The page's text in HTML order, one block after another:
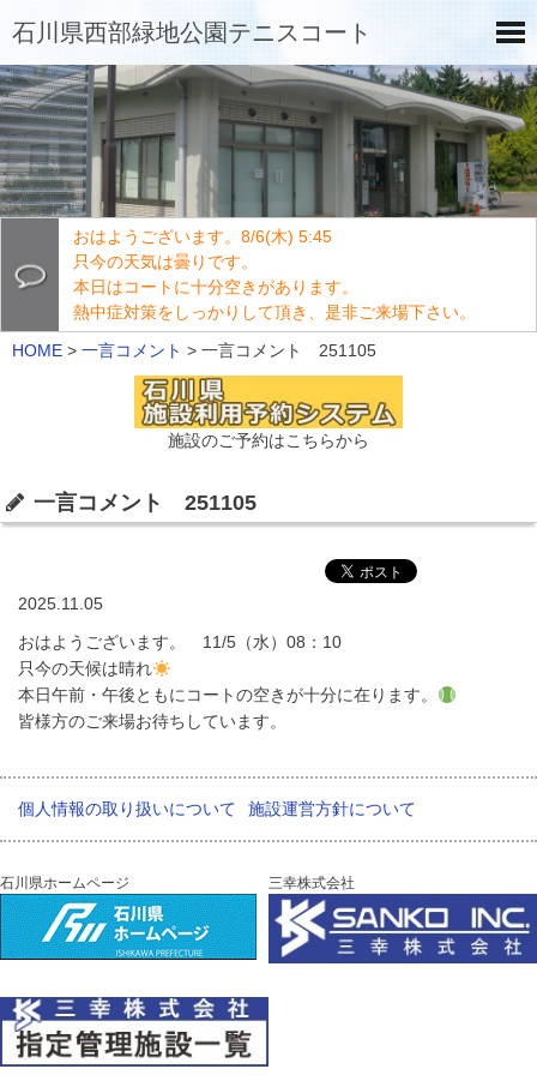
石川県西部緑地公園テニスコート
おはようございます。8/6(木) 5:45
只今の天気は曇りです。
本日はコートに十分空きがあります。
熱中症対策をしっかりして頂き、是非ご来場下さい。
HOME > 一言コメント > 一言コメント 251105
施設のご予約はこちらから
一言コメント 251105
2025.11.05
おはようございます。 11/5（水）08：10
只今の天候は晴れ
本日午前・午後ともにコートの空きが十分に在ります。
皆様方のご来場お待ちしています。
個人情報の取り扱いについて 施設運営方針について
石川県ホームページ 三幸株式会社